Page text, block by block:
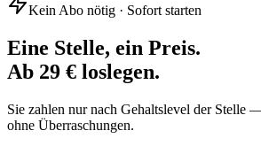
Kein Abo nötig · Sofort starten
Eine Stelle, ein Preis.
Ab 29 € loslegen.
Sie zahlen nur nach Gehaltslevel der Stelle
ohne Überraschungen.